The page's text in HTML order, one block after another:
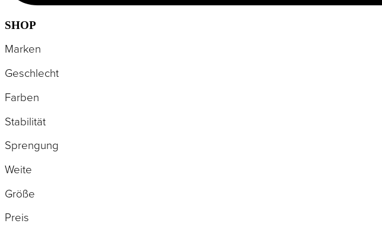
SHOP
Marken
Geschlecht
Farben
Stabilität
Sprengung
Weite
Größe
Preis